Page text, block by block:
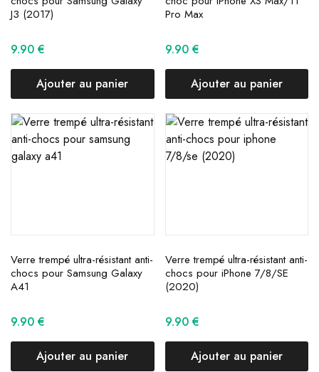
J3 (2017)
9.90 €
Ajouter au panier
Pro Max
9.90 €
Ajouter au panier
Verre trempé ultra-résistant anti-
chocs pour Samsung Galaxy
A41
9.90 €
Ajouter au panier
Verre trempé ultra-résistant anti-
chocs pour iPhone 7/8/SE
(2020)
9.90 €
Ajouter au panier